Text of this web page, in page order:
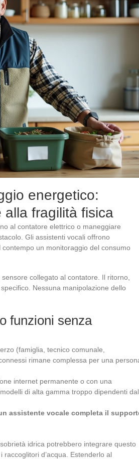
energetico:
fragilità fisica
al contatore elettrico o maneggiare
Gli assistenti vocali offrono
contempo un monitoraggio del consumo
collegato al contatore. Il ritorno,
Nessuna manipolazione dello
funzioni senza
(famiglia, tecnico comunale,
rimane complessa per una
internet permanente o con una
di alta gamma troppo dipendenti dal
assistente vocale completa il
idrica potrebbero integrare questo
d’acqua. Estenderlo al